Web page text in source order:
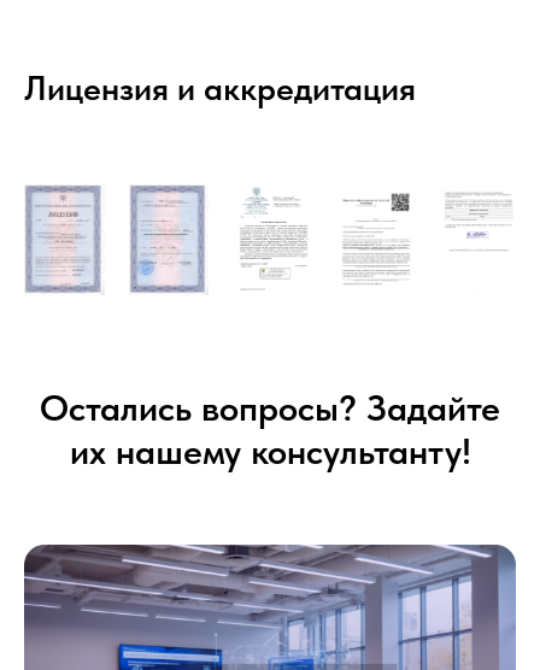
Лицензия и аккредитация
Остались вопросы? Задайте
их нашему консультанту!